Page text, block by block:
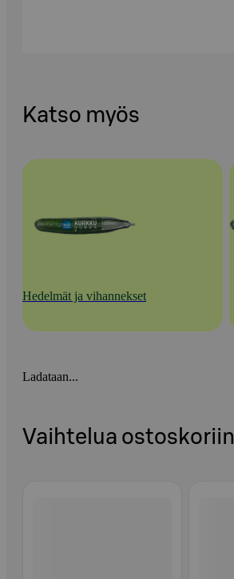
Katso myös
Hedelmät ja vihannekset
Ladataan...
Vaihtelua ostoskoriin